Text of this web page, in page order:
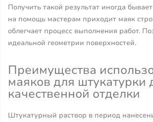
Получить такой результат иногда
на помощь мастерам приходит маяк
облегчает процесс выполнения работ.
идеальной геометрии поверхностей.
Преимущества
маяков для штукатурки
качественной отделки
Штукатурный раствор в период